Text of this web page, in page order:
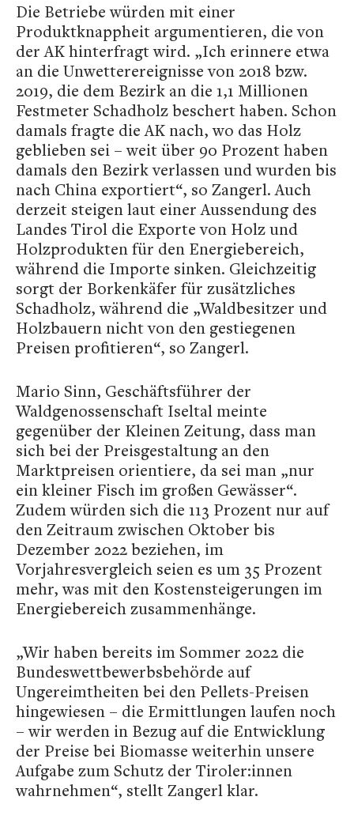
Die Betriebe würden mit einer
Produktknappheit argumentieren, die von
der AK hinterfragt wird. „Ich erinnere etwa
an die Unwetterereignisse von 2018 bzw.
2019, die dem Bezirk an die 1,1 Millionen
Festmeter Schadholz beschert haben. Schon
damals fragte die AK nach, wo das Holz
geblieben sei – weit über 90 Prozent haben
damals den Bezirk verlassen und wurden bis
nach China exportiert“, so Zangerl. Auch
derzeit steigen laut einer Aussendung des
Landes Tirol die Exporte von Holz und
Holzprodukten für den Energiebereich,
während die Importe sinken. Gleichzeitig
sorgt der Borkenkäfer für zusätzliches
Schadholz, während die „Waldbesitzer und
Holzbauern nicht von den gestiegenen
Preisen profitieren“, so Zangerl.
Mario Sinn, Geschäftsführer der
Waldgenossenschaft Iseltal meinte
gegenüber der Kleinen Zeitung, dass man
sich bei der Preisgestaltung an den
Marktpreisen orientiere, da sei man „nur
ein kleiner Fisch im großen Gewässer“.
Zudem würden sich die 113 Prozent nur auf
den Zeitraum zwischen Oktober bis
Dezember 2022 beziehen, im
Vorjahresvergleich seien es um 35 Prozent
mehr, was mit den Kostensteigerungen im
Energiebereich zusammenhänge.
„Wir haben bereits im Sommer 2022 die
Bundeswettbewerbsbehörde auf
Ungereimtheiten bei den Pellets-Preisen
hingewiesen – die Ermittlungen laufen noch
– wir werden in Bezug auf die Entwicklung
der Preise bei Biomasse weiterhin unsere
Aufgabe zum Schutz der Tiroler:innen
wahrnehmen“, stellt Zangerl klar.